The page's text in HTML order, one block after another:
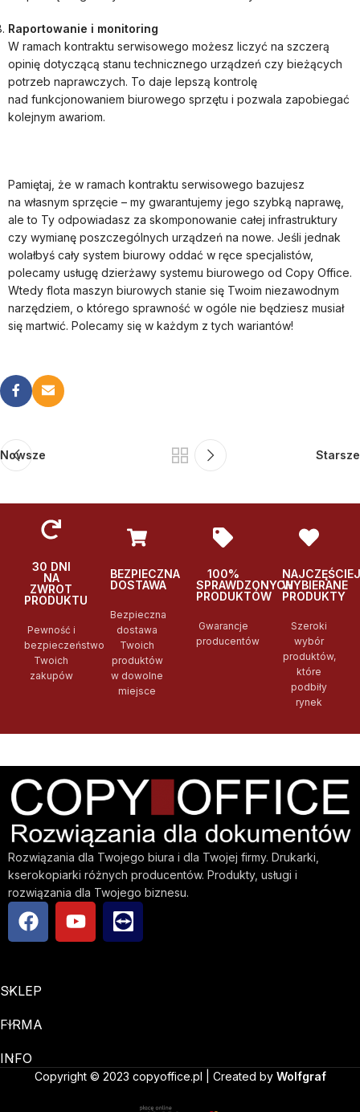
Raportowanie i monitoring
W ramach kontraktu serwisowego możesz liczyć na szczerą
opinię dotyczącą stanu technicznego urządzeń czy bieżących
potrzeb naprawczych. To daje lepszą kontrolę
nad funkcjonowaniem biurowego sprzętu i pozwala zapobiegać
kolejnym awariom.
Pamiętaj, że w ramach kontraktu serwisowego bazujesz
na własnym sprzęcie – my gwarantujemy jego szybką naprawę,
ale to Ty odpowiadasz za skomponowanie całej infrastruktury
czy wymianę poszczególnych urządzeń na nowe. Jeśli jednak
wolałbyś cały system biurowy oddać w ręce specjalistów,
polecamy usługę dzierżawy systemu biurowego od Copy Office.
Wtedy flota maszyn biurowych stanie się Twoim niezawodnym
narzędziem, o którego sprawność w ogóle nie będziesz musiał
się martwić. Polecamy się w każdym z tych wariantów!
Nowsze Starsze
30 DNI
NA
ZWROT
PRODUKTU
Pewność i
bezpieczeństwo
Twoich
zakupów
BEZPIECZNA
DOSTAWA
Bezpieczna
dostawa
Twoich
produktów
w dowolne
miejsce
100%
SPRAWDZONYCH
PRODUKTÓW
Gwarancje
producentów
NAJCZĘŚCIEJ
WYBIERANE
PRODUKTY
Szeroki
wybór
produktów,
które
podbiły
rynek
Rozwiązania dla Twojego biura i dla Twojej firmy. Drukarki,
kserokopiarki różnych producentów. Produkty, usługi i
rozwiązania dla Twojego biznesu.
SKLEP
FIRMA
INFO
Copyright © 2023 copyoffice.pl | Created by Wolfgraf